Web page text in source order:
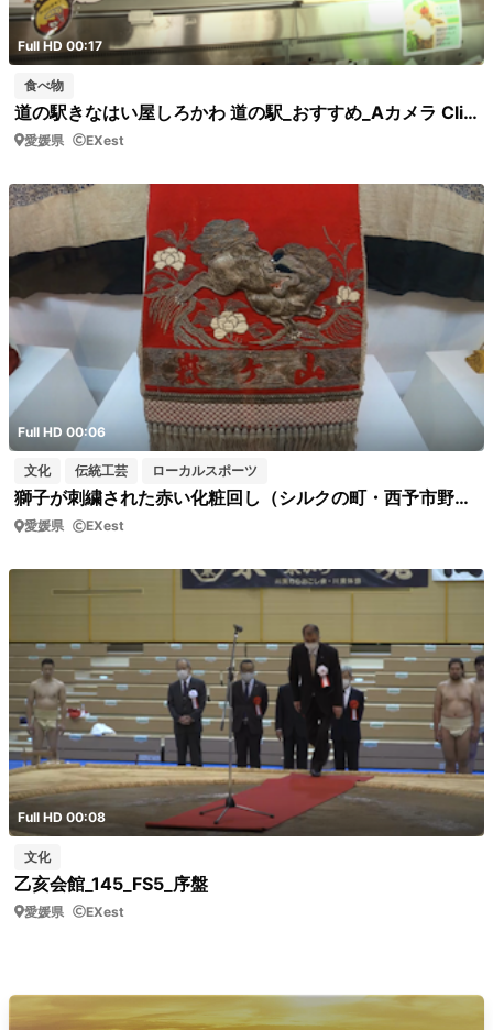
Full HD 00:17
食べ物
道の駅きなはい屋しろかわ 道の駅_おすすめ_Aカメラ Clip0026 道の駅 おすすめ商品
愛媛県 EXest
Full HD 00:06
文化 伝統工芸 ローカルスポーツ
獅子が刺繍された赤い化粧回し（シルクの町・西予市野村シルク博物館 ）フィックス
愛媛県 EXest
Full HD 00:08
文化
乙亥会館_145_FS5_序盤
愛媛県 EXest